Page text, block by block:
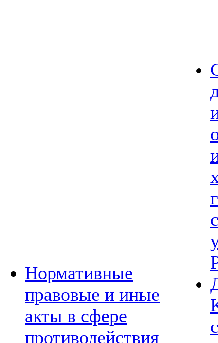
Нормативные
правовые и иные
акты в сфере
противодействия